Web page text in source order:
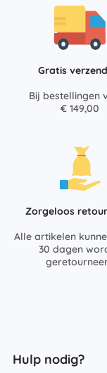
Gratis
Bij bestellingen
€ 149,00
Zorgeloos
Alle artikelen
30 dagen
Hulp nodig?